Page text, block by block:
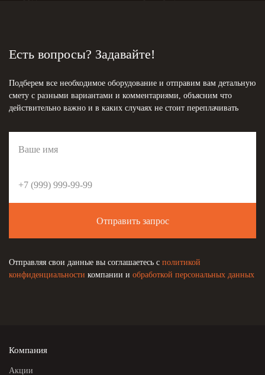
Есть вопросы? Задавайте!
Подберем все необходимое оборудование и отправим вам детальную
смету с разными вариантами и комментариями, объясним что
действительно важно и в каких случаях не стоит переплачивать
Отправить запрос
Отправляя свои данные вы соглашаетесь с политикой
конфиденциальности компании и обработкой персональных данных
Компания
Акции